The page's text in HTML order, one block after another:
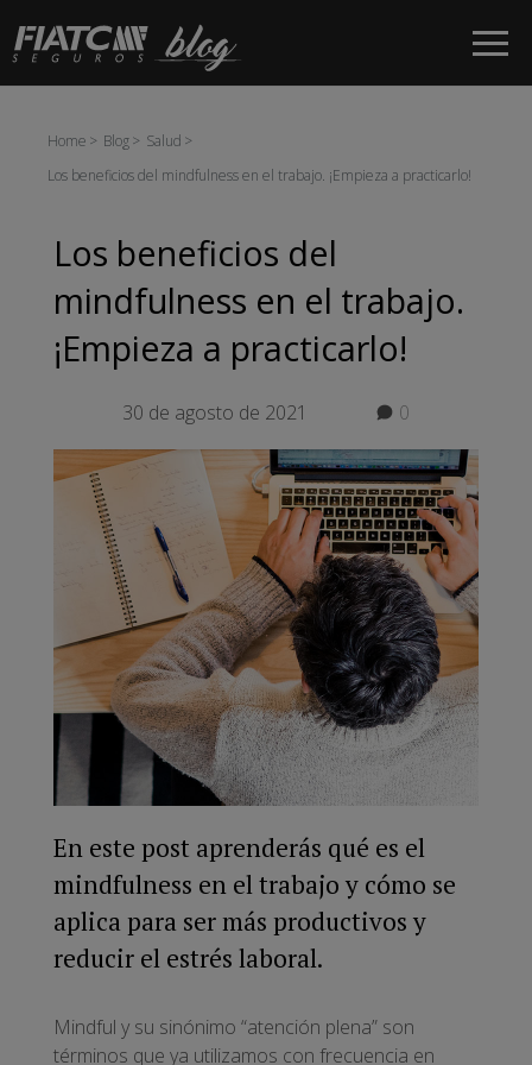
Saltar al contenido principal
Home Blog
Salud
Los beneficios del mindfulness en el trabajo. ¡Empieza a practicarlo!
Los beneficios del
mindfulness en el trabajo.
¡Empieza a practicarlo!
30 de agosto de 2021 0
En este post aprenderás qué es el
mindfulness en el trabajo y cómo se
aplica para ser más productivos y
reducir el estrés laboral.
Mindful y su sinónimo “atención plena” son
términos que ya utilizamos con frecuencia en